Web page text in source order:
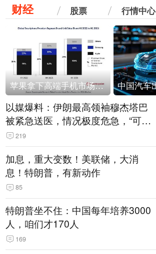
财经 股票 行情中心
苹果拿下高端手机市场65%的份额：iPhone 17系列功不可没
以媒爆料：伊朗最高领袖穆杰塔巴
被紧急送医，情况极度危急，“可能
随时会死去”
219
加息，重大变数！美联储，大消
息！特朗普，有新动作
85
特朗普坐不住：中国每年培养3000
人，咱们才170人
169